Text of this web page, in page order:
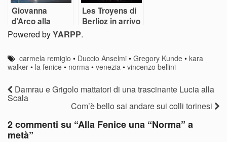
Giovanna
d’Arco alla
Scala
Les Troyens di
Berlioz in arrivo
Powered byYARPP.
carmela remigio • Duccio Anselmi •Gregory Kunde •kara
walker • la fenice • norma • venezia • vincenzo bellini
Damrau e Grigolo mattatori di una trascinante Lucia alla
Scala
Com’è bello sai andare sui colli torinesi
2 commenti su “Alla Fenice una “Norma” a
metà”